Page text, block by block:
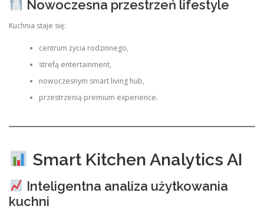
Nowoczesna przestrzeń lifestyle
Kuchnia staje się:
centrum życia rodzinnego,
strefą entertainment,
nowoczesnym smart living hub,
przestrzenią premium experience.
Smart Kitchen Analytics AI
Inteligentna analiza użytkowania
kuchni